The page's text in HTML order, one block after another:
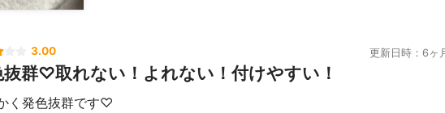
3.00 更新日時：6ヶ
抜群♡取れない！よれない！付けやすい！
く発色抜群です♡